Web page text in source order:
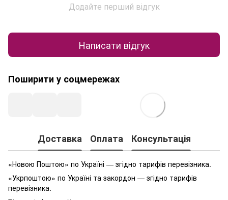
Додайте перший відгук
Написати відгук
Поширити у соцмережах
Доставка Оплата Консультація
«Новою Поштою» по Україні — згідно тарифів перевізника.
«Укрпоштою» по Україні та закордон — згідно тарифів
перевізника.